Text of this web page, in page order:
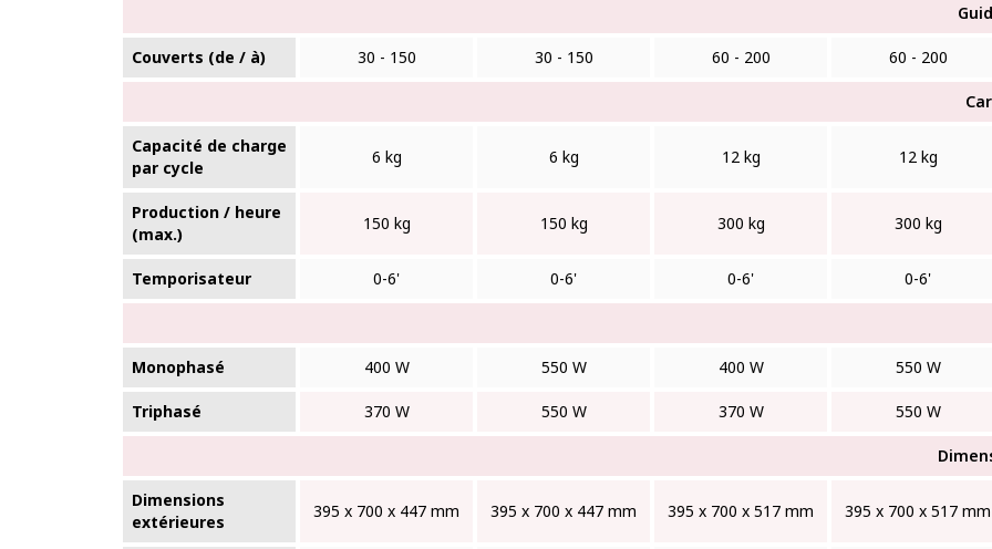
Couverts (de / à) 30 - 150 30 - 150 60 - 200 60 - 200
Capacité de charge
par cycle
6 kg 6 kg 12 kg 12 kg
Production / heure
(max.)
150 kg 150 kg 300 kg 300 kg
Temporisateur 0-6' 0-6' 0-6' 0-6'
Monophasé 400 W 550 W 400 W 550 W
Triphasé 370 W 550 W 370 W 550 W
Dimensions
extérieures
395 x 700 x 447 mm 395 x 700 x 447 mm 395 x 700 x 517 mm 395 x 700 x 517 mm